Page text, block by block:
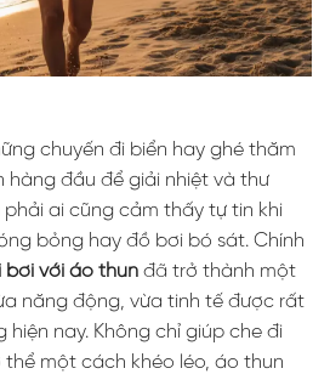
chuyến đi biển hay ghé thăm
hàng đầu để giải nhiệt và thư
phải ai cũng cảm thấy tự tin khi
bỏng hay đồ bơi bó sát. Chính
với áo thun đã trở thành một
năng động, vừa tinh tế được rất
hiện nay. Không chỉ giúp che đi
thể một cách khéo léo, áo thun